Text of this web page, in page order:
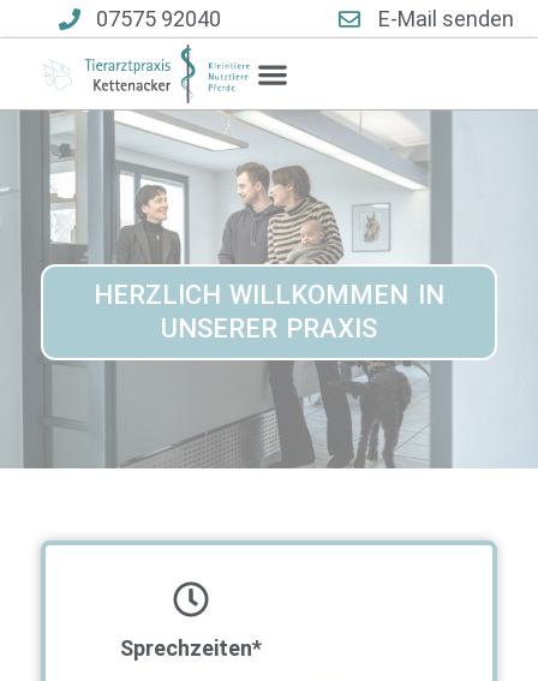
07575 92040 E-Mail senden
HERZLICH WILLKOMMEN IN
UNSERER PRAXIS
Sprechzeiten*